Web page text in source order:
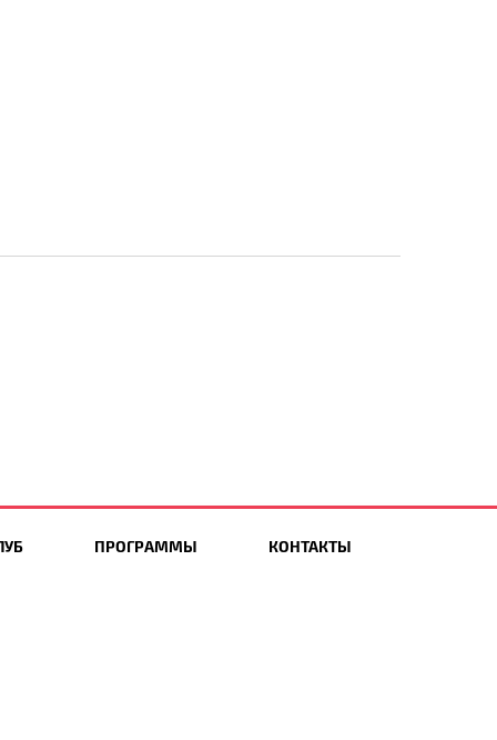
ПРОГРАММЫ КОНТАКТЫ